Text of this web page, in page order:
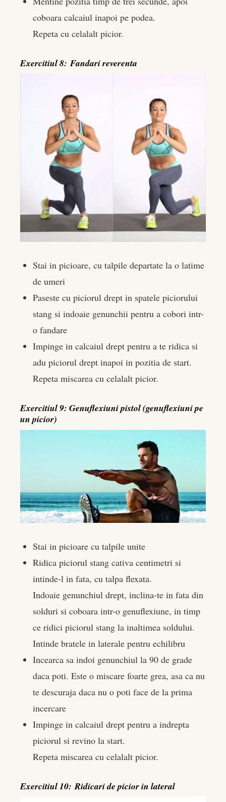
coboara calcaiul inapoi pe podea.
Repeta cu celalalt picior.
Exercitiul 8: Fandari reverenta
Stai in picioare, cu talpile departate la o latime
de umeri
Paseste cu piciorul drept in spatele piciorului
stang si indoaie genunchii pentru a cobori intr-
o fandare
Impinge in calcaiul drept pentru a te ridica si
adu piciorul drept inapoi in pozitia de start.
Repeta miscarea cu celalalt picior.
Exercitiul 9: Genuflexiuni pistol (genuflexiuni pe
un picior)
Stai in picioare cu talpile unite
Ridica piciorul stang cativa centimetri si
intinde-l in fata, cu talpa flexata.
Indoaie genunchiul drept, inclina-te in fata din
solduri si coboara intr-o genuflexiune, in timp
ce ridici piciorul stang la inaltimea soldului.
Intinde bratele in laterale pentru echilibru
Incearca sa indoi genunchiul la 90 de grade
daca poti. Este o miscare foarte grea, asa ca nu
te descuraja daca nu o poti face de la prima
incercare
Impinge in calcaiul drept pentru a indrepta
piciorul si revino la start.
Repeta miscarea cu celalalt picior.
Exercitiul 10: Ridicari de picior in lateral